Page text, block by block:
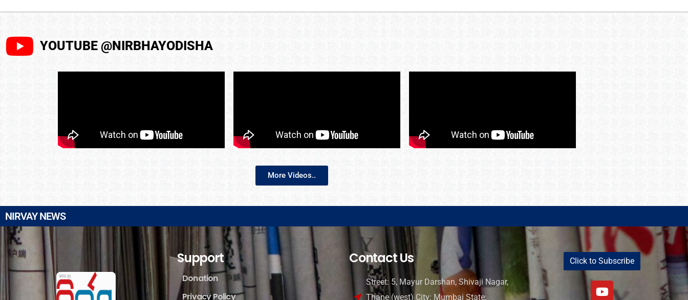
YOUTUBE @NIRBHAYODISHA
More Videos..
NIRVAY NEWS
Support
Donation
Privacy Policy
Contact Us
Street: 5, Mayur Darshan, Shivaji Nagar,
Thane (west) City: Mumbai State:
Click to Subscribe